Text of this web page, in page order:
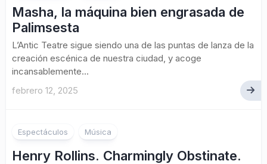
Masha, la máquina bien engrasada de
Palimsesta
L’Antic Teatre sigue siendo una de las puntas de lanza de la
creación escénica de nuestra ciudad, y acoge
incansablemente...
febrero 12, 2025
Espectáculos Música
Henry Rollins. Charmingly Obstinate.